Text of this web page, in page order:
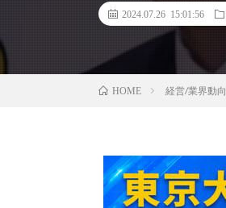
2024.07.26 15:01:56
HOME 経営/業界動向